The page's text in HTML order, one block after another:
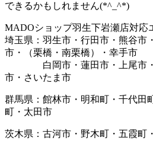
できるかもしれません(*^_^*)
MADOショップ羽生下岩瀬店対応
埼玉県：羽生市・行田市・熊谷市
市・（栗橋・南栗橋）・幸手市
白岡市・蓮田市・上尾市・
市・さいたま市
群馬県：館林市・明和町・千代田
町・太田市
茨木県：古河市・野木町・五霞町